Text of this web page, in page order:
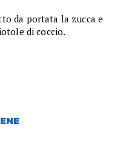
da portata la zucca e
di coccio.